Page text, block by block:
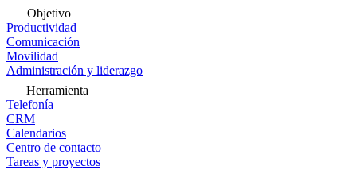
Objetivo
Productividad
Comunicación
Movilidad
Administración y liderazgo
Herramienta
Telefonía
CRM
Calendarios
Centro de contacto
Tareas y proyectos